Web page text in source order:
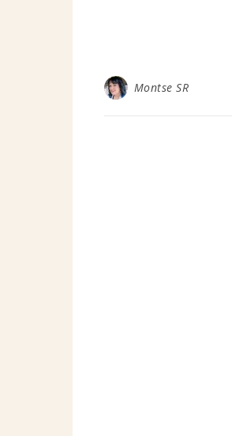
Montse SR